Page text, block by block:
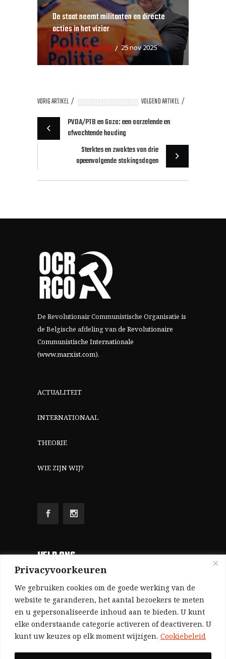
Privacyvoorkeuren
We gebruiken cookies om de goede werking van de
website te garanderen, het aantal bezoekers te meten
en u gepersonaliseerde inhoud aan te bieden. U kunt
elke onderstaande categorie activeren of deactiveren. U
kunt uw keuzes op elk moment wijzigen. Cookiebeleid
De staat neemt militanten en directe
acties in het vizier
door Kyle Michiels 25 nov 2025
VORIG ARTIKEL
VOLGEND ARTIKEL
PVDA/PTB en Gaza: een aarzelende en
afwachtende houding
Sterktes en zwaktes van drie
opeenvolgende stakingsdagen
De Revolutionair Communistische Organisatie is
de Belgische afdeling vande Revolutionaire
Communistische Internationale
(www.marxist.com).
ACTUALITEIT
INTERNATIONAAL
THEORIE
WIE ZIJN WIJ?
HELP ONS
Aangezien we volledig zelf gefinancierd zijn
(zonder subsidies, zonder commerciële
advertenties en zonder rijke sponsors), zijn we
voor de publicatie van ons tijdschrift uitsluitend
afhankelijk van de financiële steun van onze